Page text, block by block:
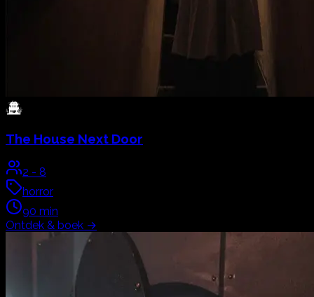
The House Next Door
2 - 8
horror
90 min
Ontdek & boek →